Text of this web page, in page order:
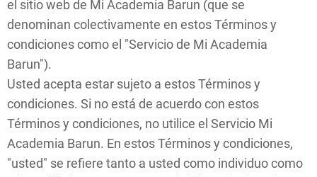
el sitio web de Mi Academia Barun (que se
denominan colectivamente en estos Términos y
condiciones como el "Servicio de Mi Academia
Barun").
Usted acepta estar sujeto a estos Términos y
condiciones. Si no está de acuerdo con estos
Términos y condiciones, no utilice el Servicio Mi
Academia Barun. En estos Términos y condiciones,
"usted" se refiere tanto a usted como individuo como